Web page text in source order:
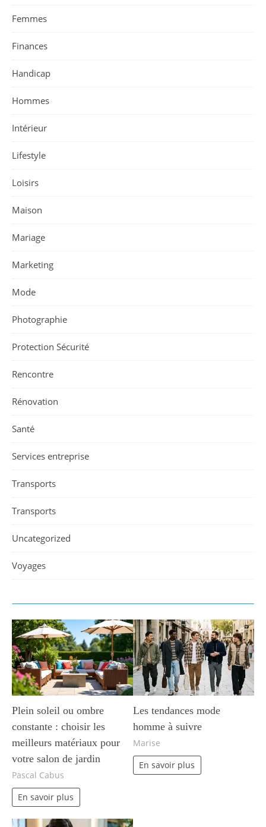
Femmes
Finances
Handicap
Hommes
Intérieur
Lifestyle
Loisirs
Maison
Mariage
Marketing
Mode
Photographie
Protection Sécurité
Rencontre
Rénovation
Santé
Services entreprise
Transports
Transports
Uncategorized
Voyages
Plein soleil ou ombre
constante : choisir les
meilleurs matériaux pour
votre salon de jardin
Pascal Cabus
En savoir plus
Les tendances mode
homme à suivre
Marise
En savoir plus